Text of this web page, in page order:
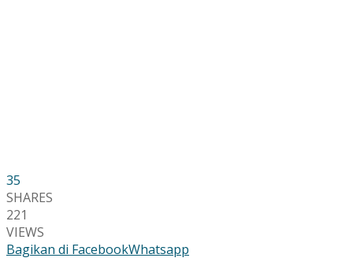
35
SHARES
221
VIEWS
Bagikan di FacebookWhatsapp